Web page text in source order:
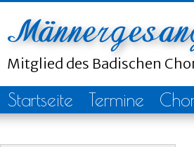
Mitglied des Badischen
Startseite Termine